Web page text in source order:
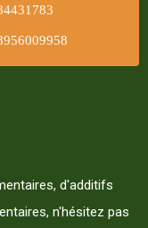
d'additifs
n'hésitez pas